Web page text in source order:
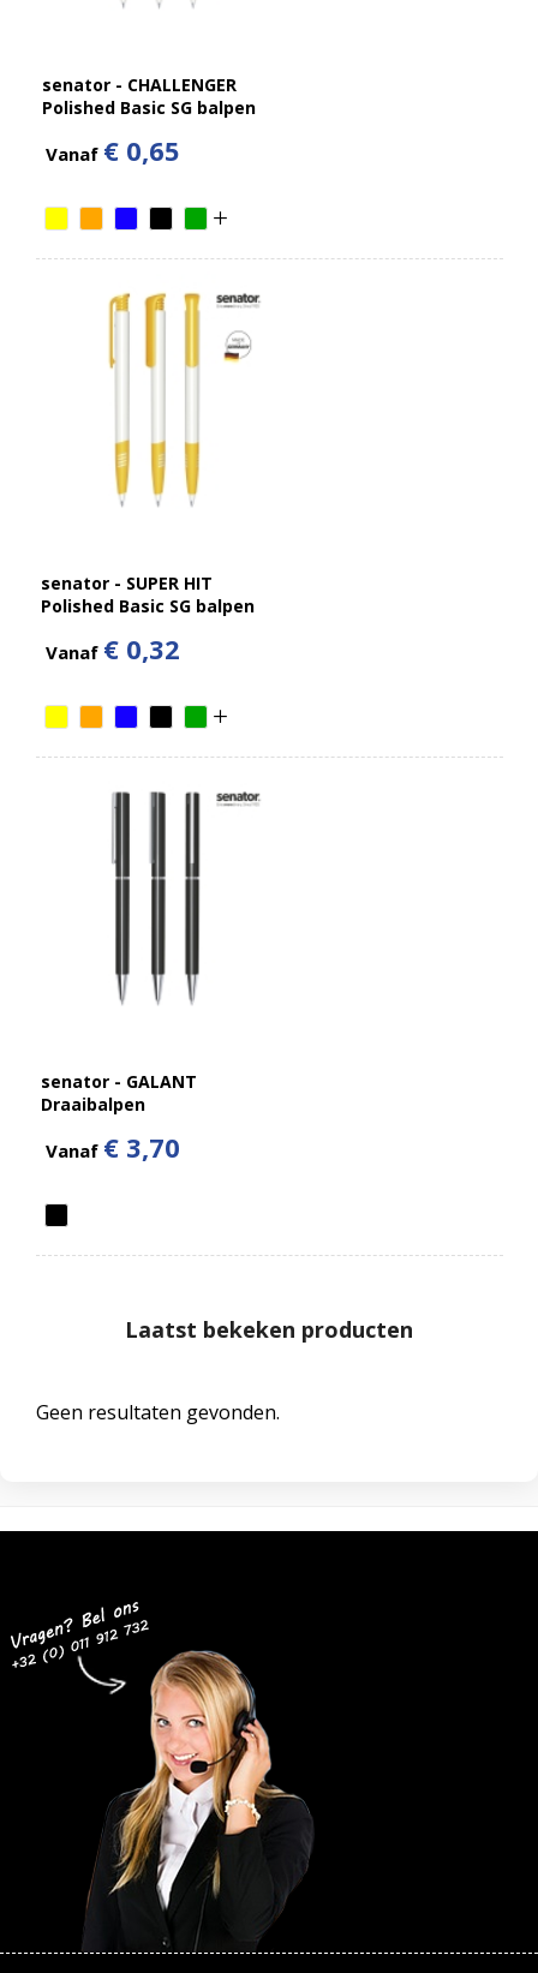
senator - CHALLENGER
Polished Basic SG balpen
Vanaf € 0,65
senator - SUPER HIT
Polished Basic SG balpen
Vanaf € 0,32
senator - GALANT
Draaibalpen
Vanaf € 3,70
Laatst bekeken producten
Geen resultaten gevonden.